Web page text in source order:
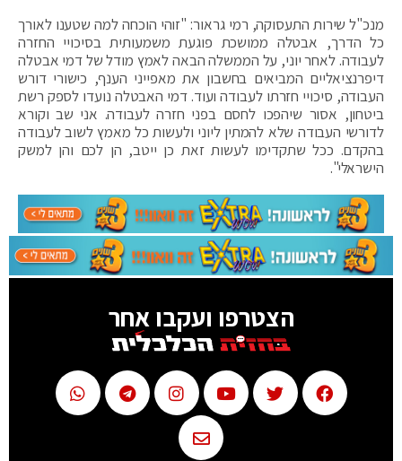
מנכ"ל שירות התעסוקה, רמי גראור: "זוהי הוכחה למה שטענו לאורך
כל הדרך, אבטלה ממושכת פוגעת משמעותית בסיכויי החזרה
לעבודה. לאחר יוני, על הממשלה הבאה לאמץ מודל של דמי אבטלה
דיפרנציאליים המביאים בחשבון את מאפייני הענף, כישורי דורש
העבודה, סיכויי חזרתו לעבודה ועוד. דמי האבטלה נועדו לספק רשת
ביטחון, אסור שיהפכו לחסם בפני חזרה לעבודה. אני שב וקורא
לדורשי העבודה שלא להמתין ליוני ולעשות כל מאמץ לשוב לעבודה
בהקדם. ככל שתקדימו לעשות זאת כן ייטב, הן לכם והן למשק
הישראלי".
הצטרפו ועקבו אחר